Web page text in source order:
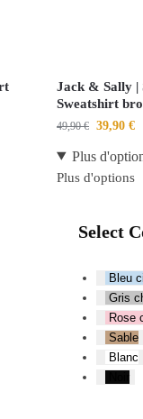
Jack & Sally |
Sweatshirt
49,90€ 39,90€
Plus
Plus d'options
Select
Bleu
Gris
Rose
Sable
Blanc
Noir